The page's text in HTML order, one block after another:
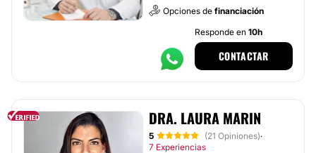
Opciones de financiación
Responde en 10h
CONTACTAR
DRA. LAURA MARIN
5 (21 Opiniones)·
7 Experiencias